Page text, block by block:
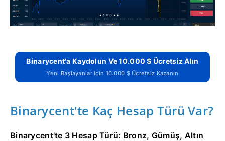
Binarycent'a Kaydolun Ve 10.000 $ Ücretsiz Alın
Yeni Başlayanlar Için 10.000 $ Ücretsiz Kazanın
Binarycent'te Kaç Hesap Türü Var?
Binarycent'te 3 Hesap Türü: Bronz, Gümüş, Altın